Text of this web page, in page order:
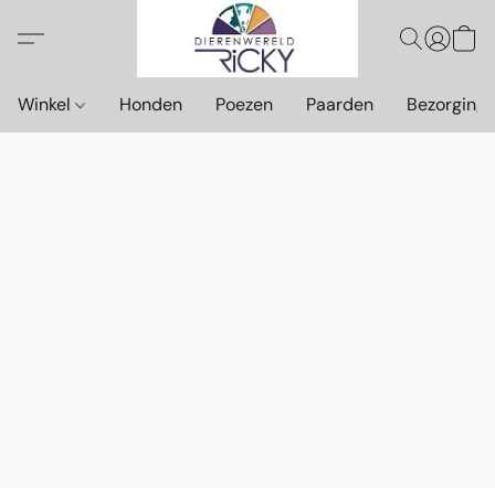
Winkel Honden Poezen Paarden Bezorging